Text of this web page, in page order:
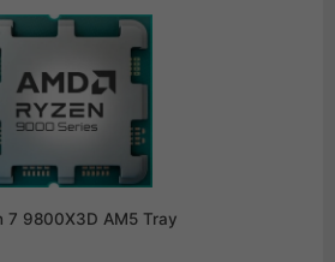
wydajności w kompaktowej
w Twoim zasięgu.
7 9800X3D AM5 Tray